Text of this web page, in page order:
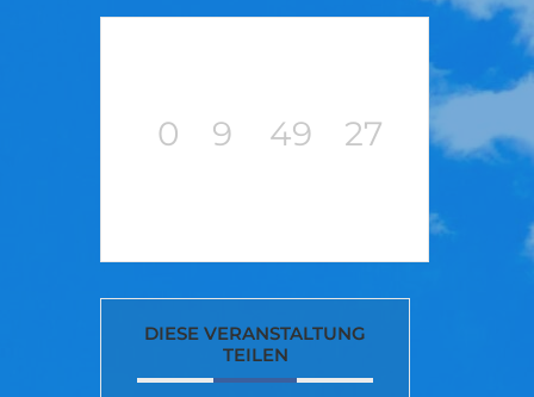
0 9 49 27
DIESE VERANSTALTUNG
TEILEN